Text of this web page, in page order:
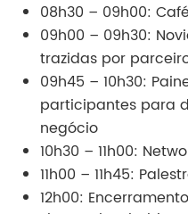
08h30 – 09h00:
09h00 – 09h30:
trazidas por
09h45 – 10h30:
participantes para
negócio
10h30 – 11h00:
11h00 – 11h45:
12h00: Encerramento